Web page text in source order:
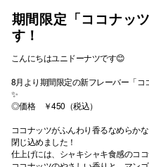
期間限定「ココナッ
す！
こんにちはユニドーナツです😊
8月より期間限定の新フレーバー「
✨
◎価格 ￥450（税込）
ココナッツがふんわり香るなめらか
閉じ込めました！
仕上げには、シャキシャキ食感のコ